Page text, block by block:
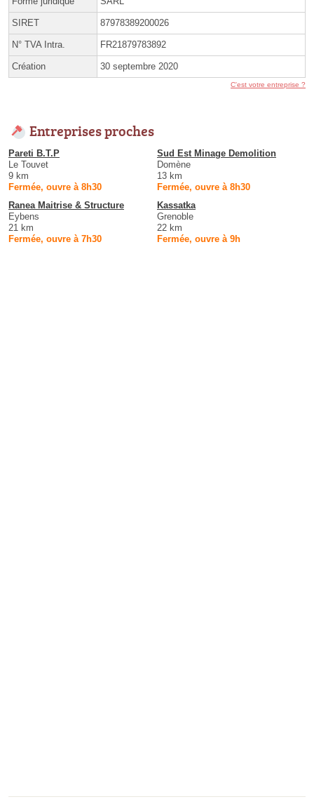
SIRET 87978389200026
N° TVA Intra. FR21879783892
Création 30 septembre 2020
C'est votre entreprise ?
Entreprises proches
Pareti B.T.P
Le Touvet
9 km
Fermée, ouvre à 8h30
Sud Est Minage Demolition
Domène
13 km
Fermée, ouvre à 8h30
Ranea Maitrise & Structure
Eybens
21 km
Fermée, ouvre à 7h30
Kassatka
Grenoble
22 km
Fermée, ouvre à 9h